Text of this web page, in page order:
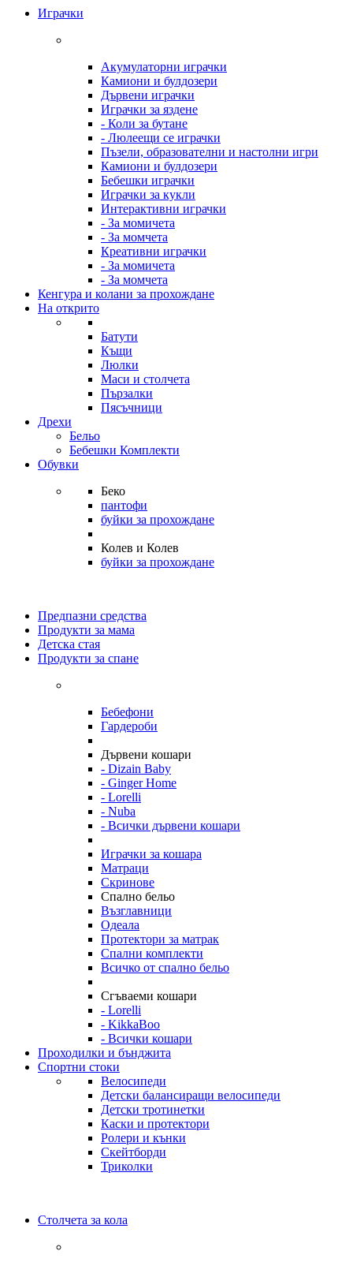
Играчки
Акумулаторни играчки
Камиони и булдозери
Дървени играчки
Играчки за яздене
- Коли за бутане
- Люлеещи се играчки
Пъзели, образователни и настолни игри
Камиони и булдозери
Бебешки играчки
Играчки за кукли
Интерактивни играчки
- За момичета
- За момчета
Креативни играчки
- За момичета
- За момчета
Кенгура и колани за прохождане
На открито
Батути
Къщи
Люлки
Маси и столчета
Пързалки
Пясъчници
Дрехи
Бельо
Бебешки Комплекти
Обувки
Беко
пантофи
буйки за прохождане
Колев и Колев
буйки за прохождане
Предпазни средства
Продукти за мама
Детска стая
Продукти за спане
Бебефони
Гардероби
Дървени кошари
- Dizain Baby
- Ginger Home
- Lorelli
- Nuba
- Всички дървени кошари
Играчки за кошара
Матраци
Скринове
Спално бельо
Възглавници
Одеала
Протектори за матрак
Спални комплекти
Всичко от спално бельо
Сгъваеми кошари
- Lorelli
- KikkaBoo
- Всички кошари
Проходилки и бънджита
Спортни стоки
Велосипеди
Детски балансиращи велосипеди
Детски тротинетки
Каски и протектори
Ролери и кънки
Скейтборди
Триколки
Столчета за кола